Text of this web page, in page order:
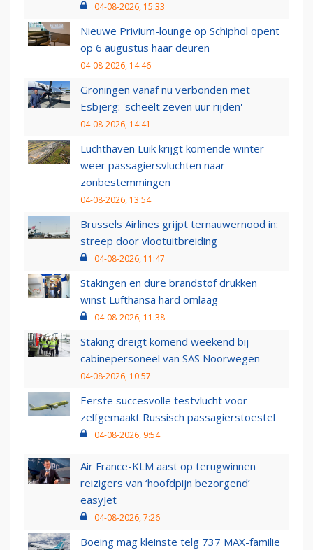
04-08-2026, 15:33
Nieuwe Privium-lounge op Schiphol opent
op 6 augustus haar deuren
04-08-2026, 14:46
Groningen vanaf nu verbonden met
Esbjerg: 'scheelt zeven uur rijden'
04-08-2026, 14:41
Luchthaven Luik krijgt komende winter
weer passagiersvluchten naar
zonbestemmingen
04-08-2026, 13:54
Brussels Airlines grijpt ternauwernood in:
streep door vlootuitbreiding
04-08-2026, 11:47
Stakingen en dure brandstof drukken
winst Lufthansa hard omlaag
04-08-2026, 11:38
Staking dreigt komend weekend bij
cabinepersoneel van SAS Noorwegen
04-08-2026, 10:57
Eerste succesvolle testvlucht voor
zelfgemaakt Russisch passagierstoestel
04-08-2026, 9:54
Air France-KLM aast op terugwinnen
reizigers van ‘hoofdpijn bezorgend’
easyJet
04-08-2026, 7:26
Boeing mag kleinste telg 737 MAX-familie